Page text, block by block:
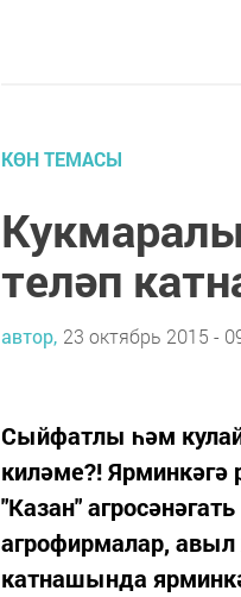
КӨН ТЕМАСЫ
теләп
автор, 23 октябрь 2015 -
Сыйфатлы һәм
киләме?! Ярминкәгә
"Казан"
агрофирмалар,
катнашында